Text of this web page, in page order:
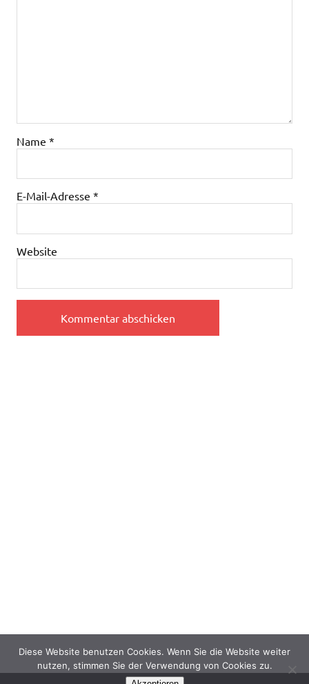
Name *
E-Mail-Adresse *
Website
Diese Website benutzen Cookies. Wenn Sie die Website weiter
nutzen, stimmen Sie der Verwendung von Cookies zu.